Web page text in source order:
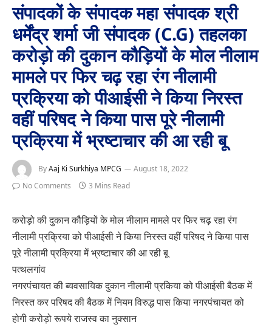
संपादकों के संपादक महा संपादक श्री
धर्मेंद्र शर्मा जी संपादक (C.G) तहलका
करोड़ो की दुकान कौड़ियों के मोल नीलाम
मामले पर फिर चढ़ रहा रंग नीलामी
प्रक्रिया को पीआईसी ने किया निरस्त
वहीं परिषद ने किया पास पूरे नीलामी
प्रक्रिया में भ्रष्टाचार की आ रही बू
ByAaj Ki Surkhiya MPCG
August 18, 2022
No Comments
3 Mins Read
करोड़ो की दुकान कौड़ियों के मोल नीलाम मामले पर फिर चढ़ रहा रंग
नीलामी प्रक्रिया को पीआईसी ने किया निरस्त वहीं परिषद ने किया पास
पूरे नीलामी प्रक्रिया में भ्रष्टाचार की आ रही बू
पत्थलगांव
नगरपंचायत की ब्यवसायिक दुकान नीलामी प्रकिया को पीआईसी बैठक में
निरस्त कर परिषद की बैठक में नियम विरुद्ध पास किया नगरपंचायत को
होगी करोड़ो रूपये राजस्व का नुक्सान